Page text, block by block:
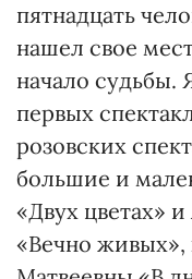
пятнадцать
нашел свое
начало судьбы.
первых
розовских
большие и
«Двух цветах»
«Вечно живых»,